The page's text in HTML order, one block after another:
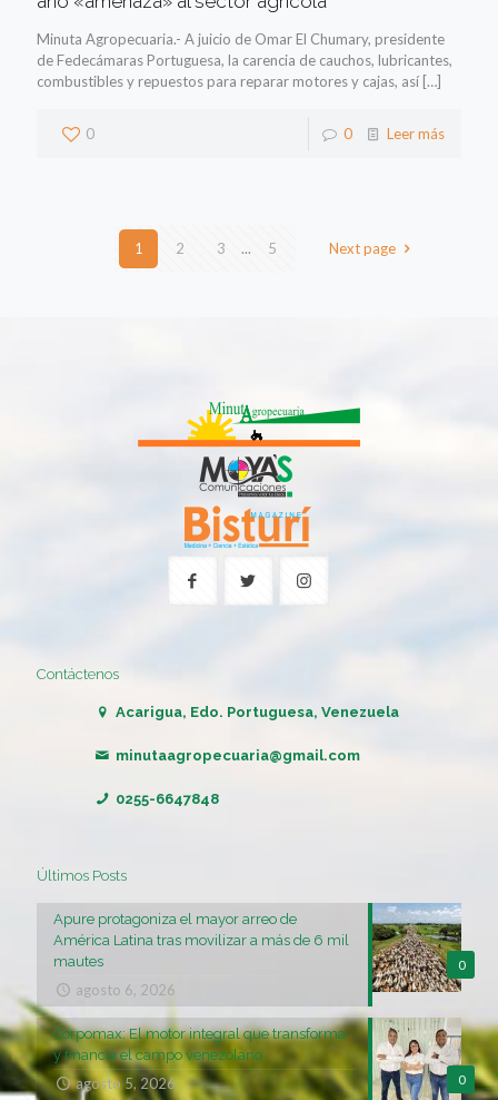
Minuta Agropecuaria.- A juicio de Omar El Chumary, presidente
de Fedecámaras Portuguesa, la carencia de cauchos, lubricantes,
combustibles y repuestos para reparar motores y cajas, así […]
0 0 Leer más
1 2 3 ... 5 Next page
Contáctenos
Acarigua, Edo. Portuguesa, Venezuela
minutaagropecuaria@gmail.com
0255-6647848
Últimos Posts
0
Apure protagoniza el mayor arreo de
América Latina tras movilizar a más de 6 mil
mautes
agosto 6, 2026
0
Corpomax: El motor integral que transforma
y financia el campo venezolano
agosto 5, 2026